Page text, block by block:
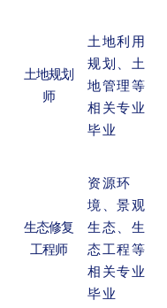
土地规划
师
土地利用
规划、土
地管理等
相关专业
毕业
生态修复
工程师
资源环
境、景观
生态、生
态工程等
相关专业
毕业